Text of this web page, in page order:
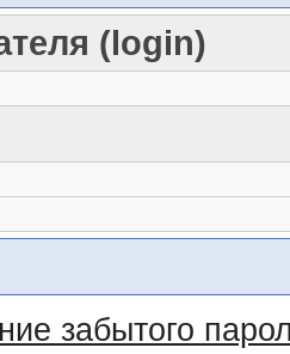
(login)
забытого